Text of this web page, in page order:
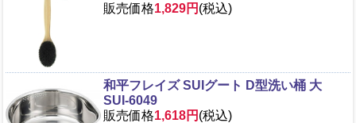
販売価格1,829円 (税込)
和平フレイズ SUIグート D型洗い桶 大
SUI-6049
販売価格1,618円 (税込)